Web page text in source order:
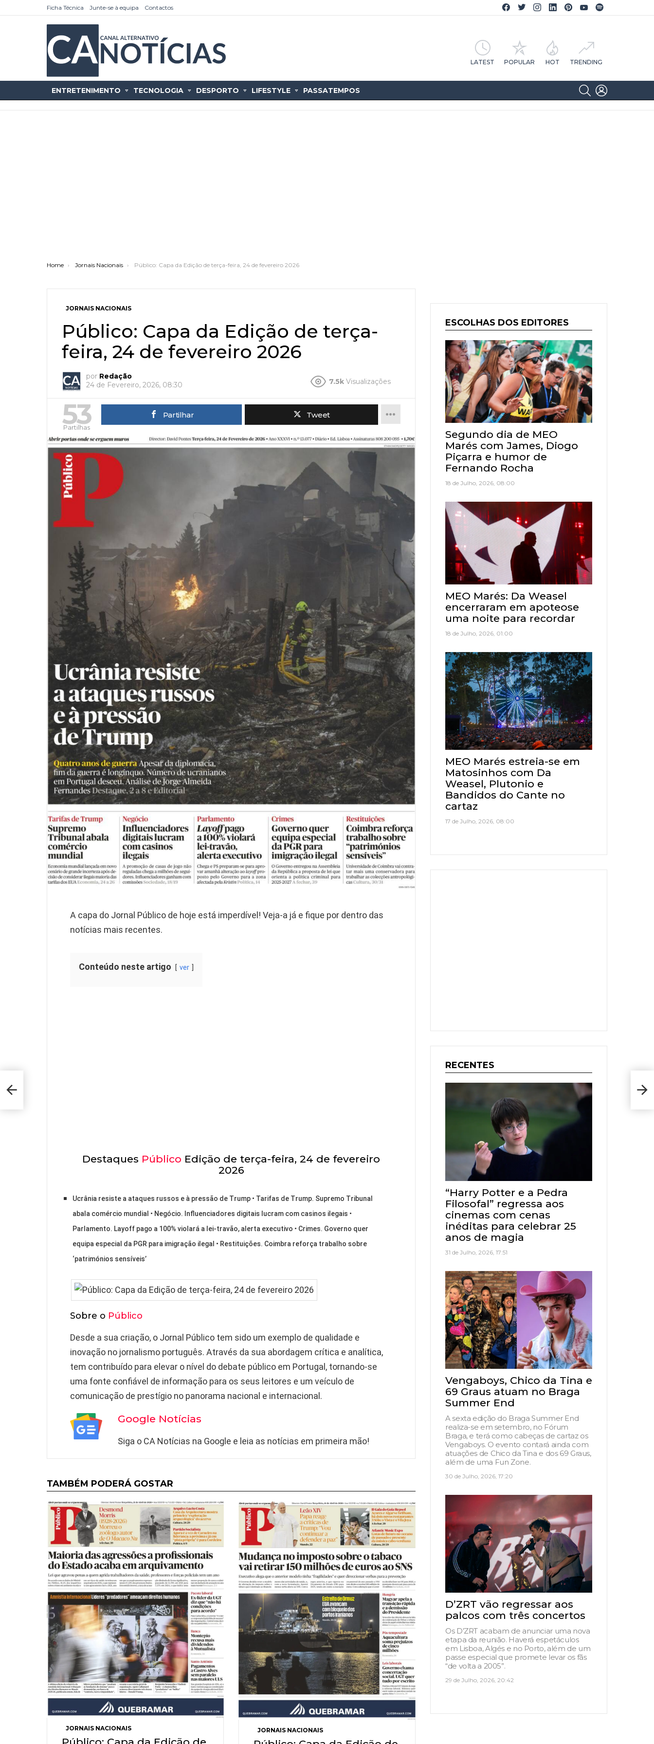
Ficha Técnica Junte-se à equipa Contactos
Facebook CA Notícias
Twitter CA Notícias
Instagram CA Notícias
Linkedin CA Notícias
Pinterest CA Notícias
YouTube CA Notícias
LATEST POPULAR HOT TRENDING
ENTRETENIMENTO TECNOLOGIA DESPORTO LIFESTYLE PASSATEMPOS
SEARCH
You are here:
Home Jornais Nacionais Público: Capa da Edição de terça-feira, 24 de fevereiro 2026
JORNAIS NACIONAIS
Público: Capa da Edição de terça-
feira, 24 de fevereiro 2026
por Redação
24 de Fevereiro, 2026, 08:30
7.5k Visualizações
53
Partilhas
Partilhar Tweet
A capa do Jornal Público de hoje está imperdível! Veja-a já e fique por dentro das
notícias mais recentes.
Conteúdo neste artigo ver
Destaques Público Edição de terça-feira, 24 de fevereiro
2026
Ucrânia resiste a ataques russos e à pressão de Trump • Tarifas de Trump. Supremo Tribunal
abala comércio mundial • Negócio. Influenciadores digitais lucram com casinos ilegais •
Parlamento. Layoff pago a 100% violará a lei-travão, alerta executivo • Crimes. Governo quer
equipa especial da PGR para imigração ilegal • Restituições. Coimbra reforça trabalho sobre
‘patrimónios sensíveis’
Sobre o Público
Desde a sua criação, o Jornal Público tem sido um exemplo de qualidade e
inovação no jornalismo português. Através da sua abordagem crítica e analítica,
tem contribuído para elevar o nível do debate público em Portugal, tornando-se
uma fonte confiável de informação para os seus leitores e um veículo de
comunicação de prestígio no panorama nacional e internacional.
Google Notícias
Siga o CA Notícias na Google e leia as notícias em primeira mão!
TAMBÉM PODERÁ GOSTAR
JORNAIS NACIONAIS JORNAIS NACIONAIS
ESCOLHAS DOS EDITORES
Segundo dia de MEO
Marés com James, Diogo
Piçarra e humor de
Fernando Rocha
18 de Julho, 2026, 08:00
MEO Marés: Da Weasel
encerraram em apoteose
uma noite para recordar
18 de Julho, 2026, 01:00
MEO Marés estreia-se em
Matosinhos com Da
Weasel, Plutonio e
Bandidos do Cante no
cartaz
17 de Julho, 2026, 08:00
RECENTES
“Harry Potter e a Pedra
Filosofal” regressa aos
cinemas com cenas
inéditas para celebrar 25
anos de magia
31 de Julho, 2026, 17:51
Vengaboys, Chico da Tina e
69 Graus atuam no Braga
Summer End
A sexta edição do Braga Summer End
realiza-se em setembro, no Fórum
Braga, e terá como cabeças de cartaz os
Vengaboys. O evento contará ainda com
atuações de Chico da Tina e dos 69 Graus,
além de uma Fun Zone.
30 de Julho, 2026, 17:20
D’ZRT vão regressar aos
palcos com três concertos
Os D’ZRT acabam de anunciar uma nova
etapa da reunião. Haverá espetáculos
em Lisboa, Algés e no Porto, além de um
passe especial que promete levar os fãs
“de volta a 2005”.
29 de Julho, 2026, 20:42